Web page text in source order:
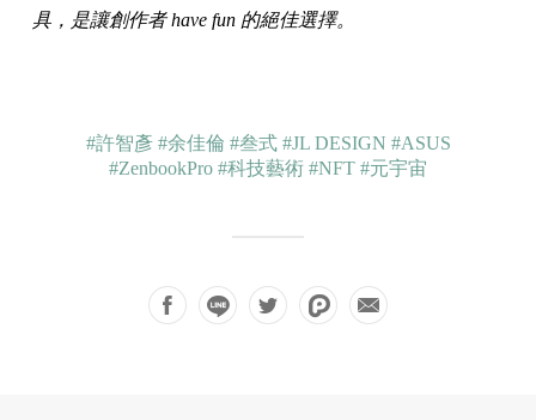
具，是讓創作者 have fun 的絕佳選擇。
#許智彥 #余佳倫 #叁式 #JL DESIGN #ASUS
#ZenbookPro #科技藝術 #NFT #元宇宙